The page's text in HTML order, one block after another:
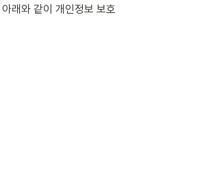
래와 같이 개인정보 보호